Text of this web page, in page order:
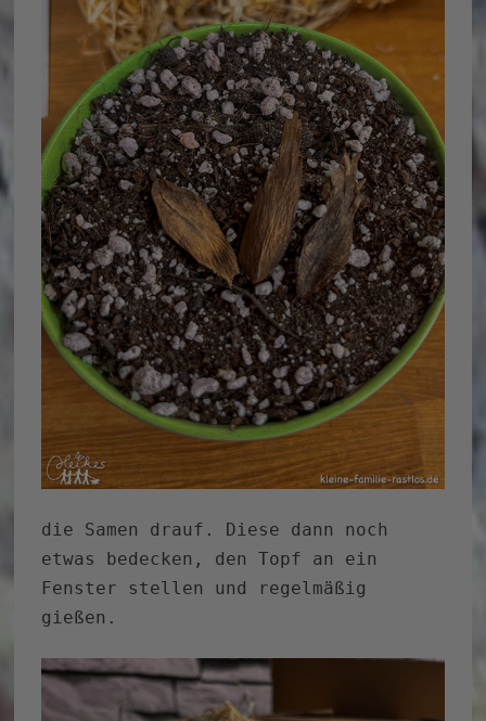
die Samen drauf. Diese dann noch
etwas bedecken, den Topf an ein
Fenster stellen und regelmäßig
gießen.